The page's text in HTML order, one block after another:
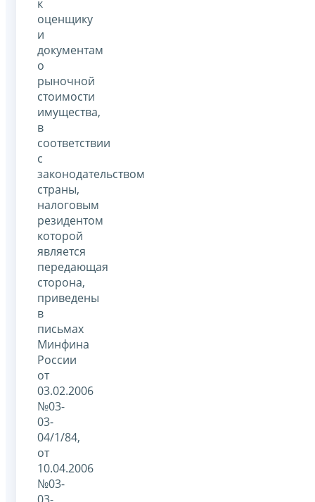
к
оценщику
и
документам
о
рыночной
стоимости
имущества,
в
соответствии
с
законодательством
страны,
налоговым
резидентом
которой
является
передающая
сторона,
приведены
в
письмах
Минфина
России
от
03.02.2006
№03-
03-
04/1/84,
от
10.04.2006
№03-